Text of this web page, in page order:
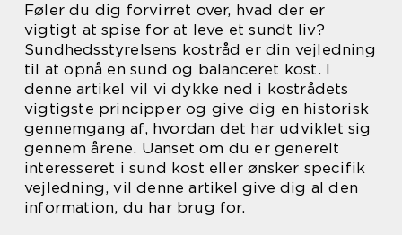
Føler du dig forvirret over, hvad der er
vigtigt at spise for at leve et sundt liv?
Sundhedsstyrelsens kostråd er din vejledning
til at opnå en sund og balanceret kost. I
denne artikel vil vi dykke ned i kostrådets
vigtigste principper og give dig en historisk
gennemgang af, hvordan det har udviklet sig
gennem årene. Uanset om du er generelt
interesseret i sund kost eller ønsker specifik
vejledning, vil denne artikel give dig al den
information, du har brug for.